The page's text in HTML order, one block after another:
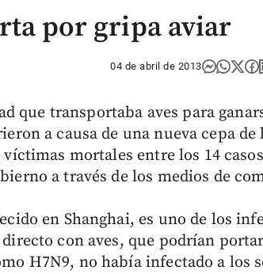
por gripa aviar
04 de abril de 2013
que transportaba aves para
a causa de una nueva cepa de
mortales entre los 14
a través de los medios de
en Shanghai, es uno de los
con aves, que podrían
H7N9, no había infectado a los